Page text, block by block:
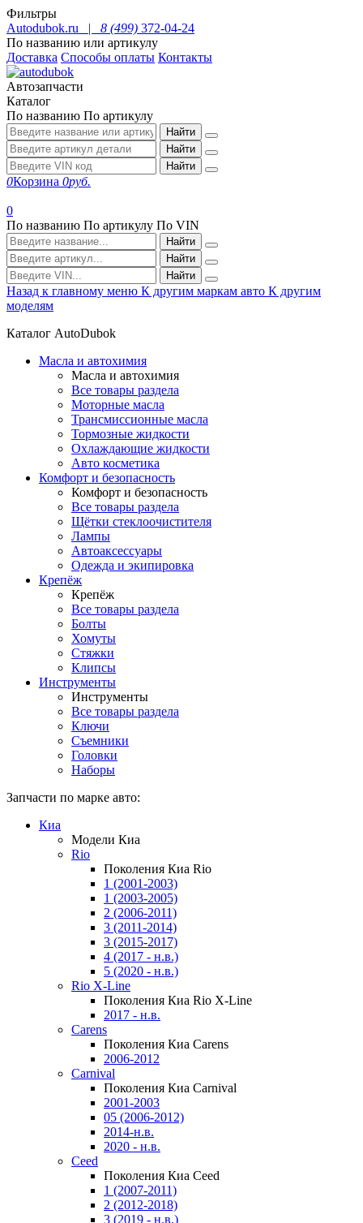
Фильтры
Autodubok.ru |
8 (499) 372-04-24
По названию или артикулу
Доставка Способы оплаты Контакты
Автозапчасти
Каталог
По названию По артикулу
Найти
Найти
Найти
0Корзина 0руб.
0
По названию По артикулу По VIN
Найти
Найти
Найти
Назад к главному меню К другим маркам авто К другим
моделям
Каталог AutoDubok
Масла и автохимия
Масла и автохимия
Все товары раздела
Моторные масла
Трансмиссионные масла
Тормозные жидкости
Охлаждающие жидкости
Авто косметика
Комфорт и безопасность
Комфорт и безопасность
Все товары раздела
Щётки стеклоочистителя
Лампы
Автоаксессуары
Одежда и экипировка
Крепёж
Крепёж
Все товары раздела
Болты
Хомуты
Стяжки
Клипсы
Инструменты
Инструменты
Все товары раздела
Ключи
Съемники
Головки
Наборы
Запчасти по марке авто:
Киа
Модели Киа
Rio
Поколения Киа Rio
1 (2001-2003)
1 (2003-2005)
2 (2006-2011)
3 (2011-2014)
3 (2015-2017)
4 (2017 - н.в.)
5 (2020 - н.в.)
Rio X-Line
Поколения Киа Rio X-Line
2017 - н.в.
Carens
Поколения Киа Carens
2006-2012
Carnival
Поколения Киа Carnival
2001-2003
05 (2006-2012)
2014-н.в.
2020 - н.в.
Ceed
Поколения Киа Ceed
1 (2007-2011)
2 (2012-2018)
3 (2019 - н.в.)